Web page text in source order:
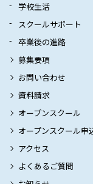
学校生活
スクールサポート
卒業後の進路
募集要項
お問い合わせ
資料請求
オープンスクール
オープンスクール申
アクセス
よくあるご質問